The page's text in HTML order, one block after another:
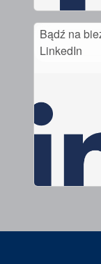
Bądź na
LinkedIn